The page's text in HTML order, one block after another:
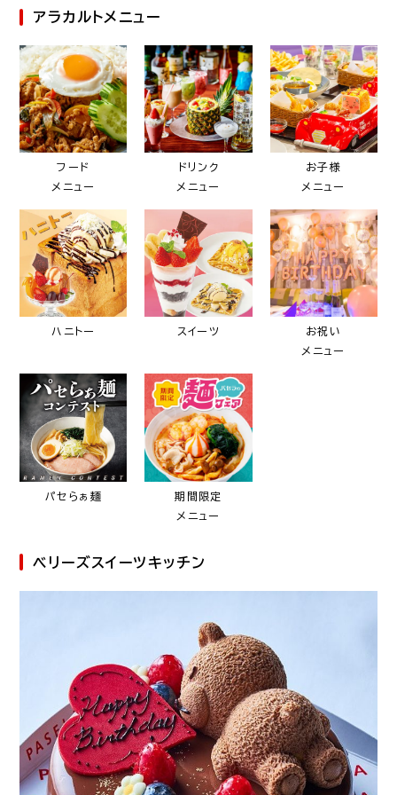
アラカルトメニュー
フード
メニュー
ドリンク
メニュー
お子様
メニュー
ハニトー スイーツ
お祝い
メニュー
パセらぁ麺
期間限定
メニュー
ベリーズスイーツキッチン